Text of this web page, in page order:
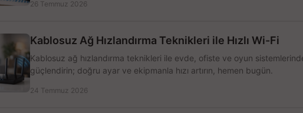
26 Temmuz 2026
Kablosuz Ağ Hızlandırma Teknikleri ile Hızlı Wi-Fi
Kablosuz ağ hızlandırma teknikleri ile evde, ofiste ve oyun sistemlerinde
güçlendirin; doğru ayar ve ekipmanla hızı artırın, hemen bugün.
24 Temmuz 2026